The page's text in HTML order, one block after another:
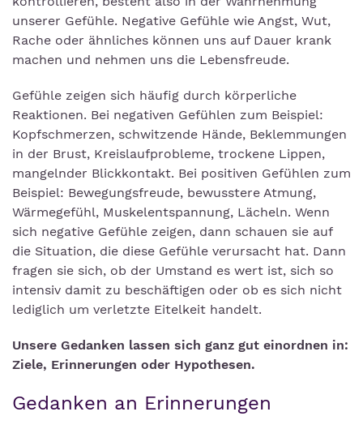
unserer Gefühle. Negative Gefühle wie Angst, Wut,
Rache oder ähnliches können uns auf Dauer krank
machen und nehmen uns die Lebensfreude.
Gefühle zeigen sich häufig durch körperliche
Reaktionen. Bei negativen Gefühlen zum Beispiel:
Kopfschmerzen, schwitzende Hände, Beklemmungen
in der Brust, Kreislaufprobleme, trockene Lippen,
mangelnder Blickkontakt. Bei positiven Gefühlen zum
Beispiel: Bewegungsfreude, bewusstere Atmung,
Wärmegefühl, Muskelentspannung, Lächeln. Wenn
sich negative Gefühle zeigen, dann schauen sie auf
die Situation, die diese Gefühle verursacht hat. Dann
fragen sie sich, ob der Umstand es wert ist, sich so
intensiv damit zu beschäftigen oder ob es sich nicht
lediglich um verletzte Eitelkeit handelt.
Unsere Gedanken lassen sich ganz gut einordnen in:
Ziele, Erinnerungen oder Hypothesen.
Gedanken an Erinnerungen